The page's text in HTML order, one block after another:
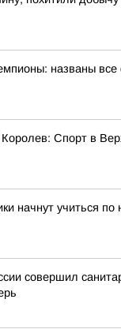
названы
Королев: Спорт в
начнут учиться по
совершил